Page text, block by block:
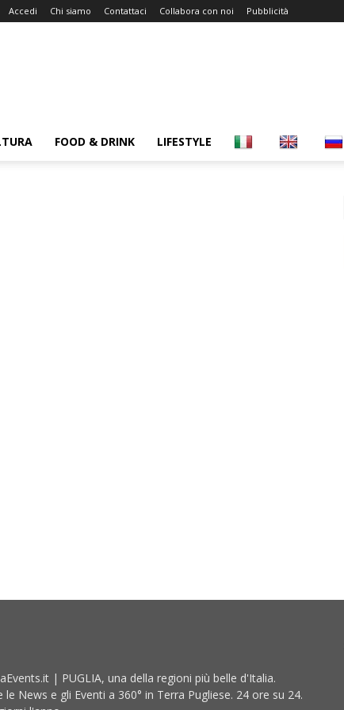
Accedi Chi siamo Contattaci Collabora con noi Pubblicità
FOOD & DRINK LIFESTYLE
| PUGLIA, una della regioni più belle d'Italia.
le News e gli Eventi a 360° in Terra Pugliese. 24 ore su 24.